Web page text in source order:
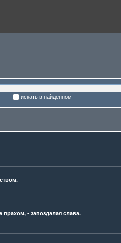
искать в найденном
прахом, - запоздалая слава.